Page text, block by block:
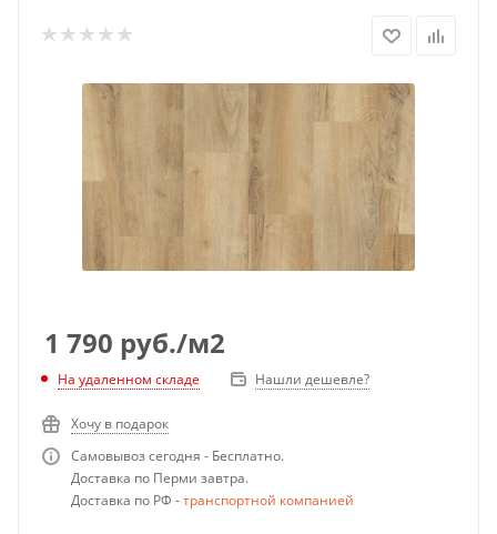
1 790 руб./м2
На удаленном складе Нашли дешевле?
Хочу в подарок
Самовывоз сегодня - Бесплатно.
Доставка по Перми завтра.
Доставка по РФ -транспортной компанией